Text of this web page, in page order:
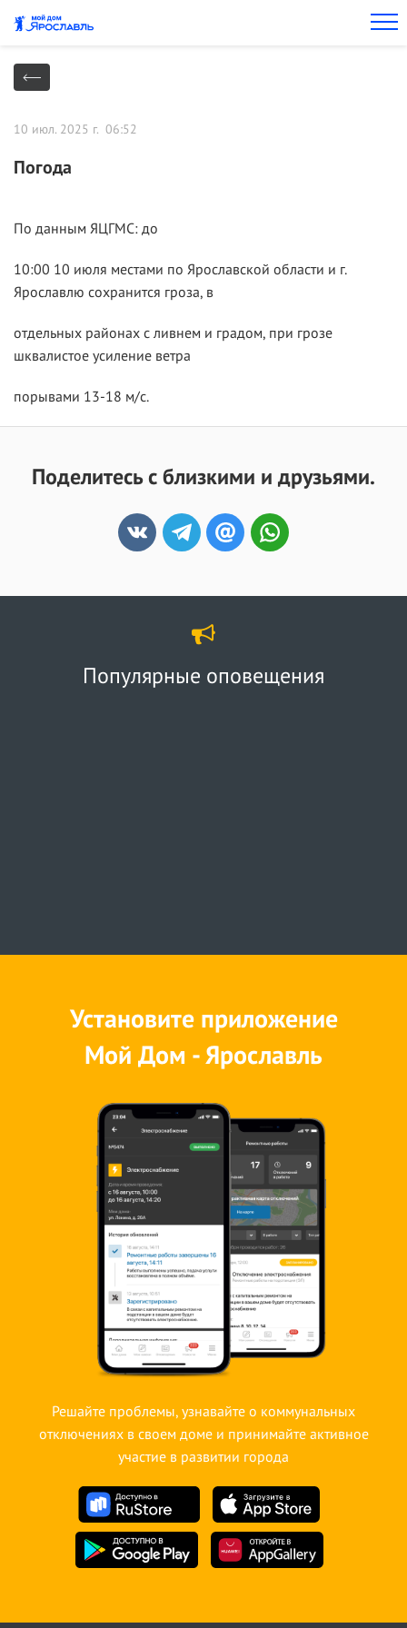
10 июл. 2025 г. 06:52
Погода
По данным ЯЦГМС: до
10:00 10 июля местами по Ярославской области и г.
Ярославлю сохранится гроза, в
отдельных районах с ливнем и градом, при грозе
шквалистое усиление ветра
порывами 13-18 м/с.
Поделитесь с близкими и друзьями.
Популярные оповещения
Установите приложение
Мой Дом - Ярославль
Решайте проблемы, узнавайте о коммунальных
отключениях в своем доме и принимайте активное
участие в развитии города